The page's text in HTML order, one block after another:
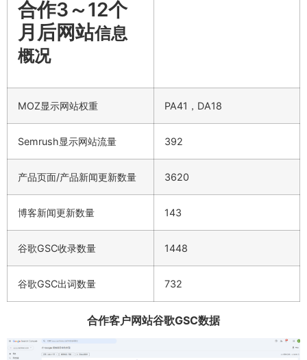
合作3～12个
月后网站信息
概况
MOZ显示网站权重 PA41，DA18
Semrush显示网站流量 392
产品页面/产品新闻更新数量 3620
博客新闻更新数量 143
谷歌GSC收录数量 1448
谷歌GSC出词数量 732
合作客户网站谷歌GSC数据